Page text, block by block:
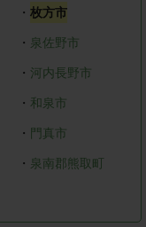
・枚方市
・ 泉佐野市
・ 河内長野市
・ 和泉市
・ 門真市
・ 泉南郡熊取町